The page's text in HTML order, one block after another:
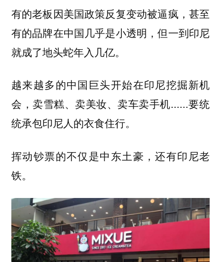
有的老板因美国政策反复变动被逼疯，甚至
有的品牌在中国几乎是小透明，但一到印尼
就成了地头蛇年入几亿。
越来越多的中国巨头开始在印尼挖掘新机
会，卖雪糕、卖美妆、卖车卖手机......要统
统承包印尼人的衣食住行。
挥动钞票的不仅是中东土豪，还有印尼老
铁。